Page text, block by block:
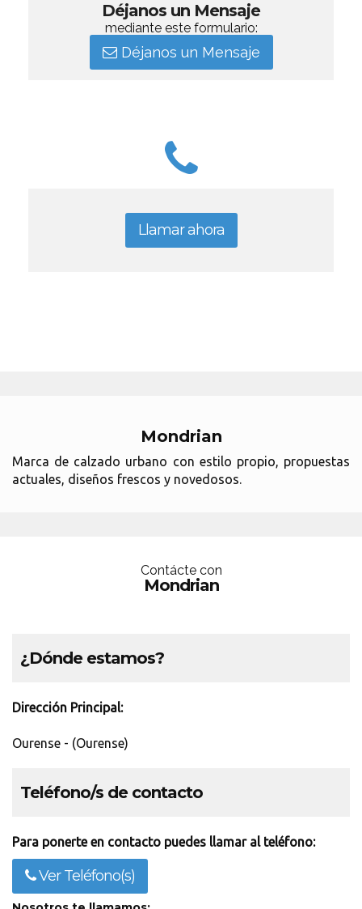
Déjanos un Mensaje
mediante este formulario:
Déjanos un Mensaje
Llamar ahora
Mondrian
Marca de calzado urbano con estilo propio, propuestas
actuales, diseños frescos y novedosos.
Contácte con
Mondrian
¿Dónde estamos?
Dirección Principal:
Ourense - (Ourense)
Teléfono/s de contacto
Para ponerte en contacto puedes llamar al teléfono:
Ver Teléfono(s)